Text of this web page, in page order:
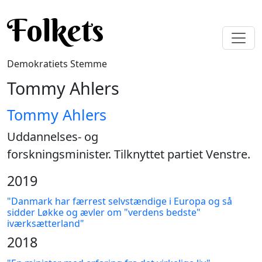
Folkets
Demokratiets Stemme
Tommy Ahlers
Tommy Ahlers
Uddannelses- og
forskningsminister. Tilknyttet partiet Venstre.
2019
"Danmark har færrest selvstændige i Europa og så
sidder Løkke og ævler om "verdens bedste"
iværksætterland"
2018